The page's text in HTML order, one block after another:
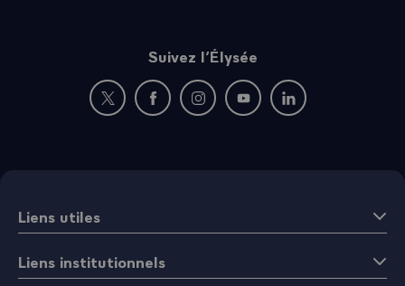
Suivez l’Élysée
Nouvelle fenêtre : rejoignez-nous sur Twitter
Nouvelle fenêtre : rejoignez-nous sur
Nouvelle fenêtre : rejoignez-nous
Nouvelle fenêtre :
Nouvelle fenêtre :
Liens utiles
Liens institutionnels